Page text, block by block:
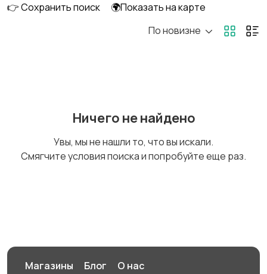
Домашняя одежда
👉 Сохранить поиск
🌍Показать на карте
По новизне
Ничего не найдено
Увы, мы не нашли то, что вы искали.
Смягчите условия поиска и попробуйте еще раз.
Магазины Блог
О нас